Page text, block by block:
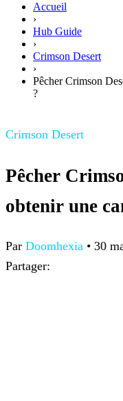
Accueil
›
Hub Guide
›
Crimson Desert
›
Pêcher Crimson
?
Crimson Desert
Pêcher
obtenir une
Par Doomhexia • 30
Partager: